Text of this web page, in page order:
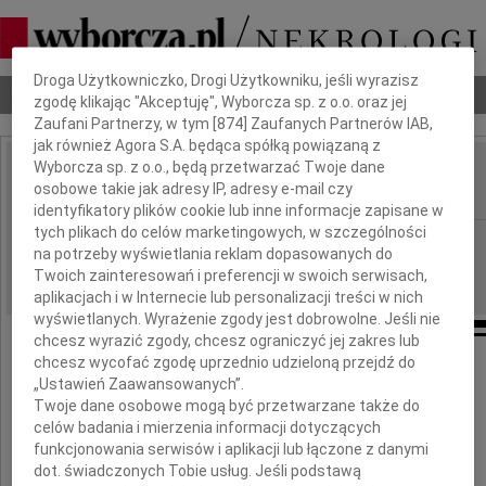
Nekrologi Odeszli Poradnik pogrzebowy
IMIĘ I NAZWISKO: Maciej Świerczyński
REGION: Warszawa
DATA EMISJI: 23.11.2012
Maciej Świerczyński
Dbamy o Twoją prywatność
Droga Użytkowniczko, Drogi Użytkowniku, jeśli wyrazisz
zgodę klikając "Akceptuję", Wyborcza sp. z o.o. oraz jej
Zaufani Partnerzy, w tym [874 ] Zaufanych Partnerów IAB,
jak również Agora S.A. będąca spółką powiązaną z
Wyborcza sp. z o.o., będą przetwarzać Twoje dane
osobowe takie jak adresy IP, adresy e-mail czy
identyfikatory plików cookie lub inne informacje zapisane w
tych plikach do celów marketingowych, w szczególności
na potrzeby wyświetlania reklam dopasowanych do
Twoich zainteresowań i preferencji w swoich serwisach,
aplikacjach i w Internecie lub personalizacji treści w nich
wyświetlanych. Wyrażenie zgody jest dobrowolne. Jeśli nie
chcesz wyrazić zgody, chcesz ograniczyć jej zakres lub
chcesz wycofać zgodę uprzednio udzieloną przejdź do
„Ustawień Zaawansowanych”.
Twoje dane osobowe mogą być przetwarzane także do
celów badania i mierzenia informacji dotyczących
funkcjonowania serwisów i aplikacji lub łączone z danymi
dot. świadczonych Tobie usług. Jeśli podstawą